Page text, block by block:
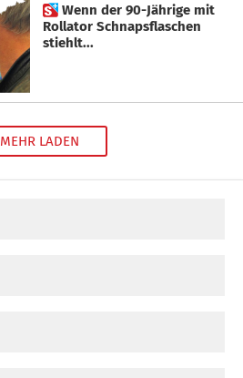
 Wenn der 90-Jährige mit
Rollator Schnapsflaschen
stiehlt...
MEHR LADEN